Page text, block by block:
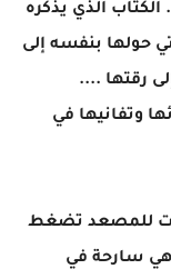
الذي يذكره
حولها بنفسه إلى
رقتها ....
وتفانيها في
للمصعد تضغط
سارحة في